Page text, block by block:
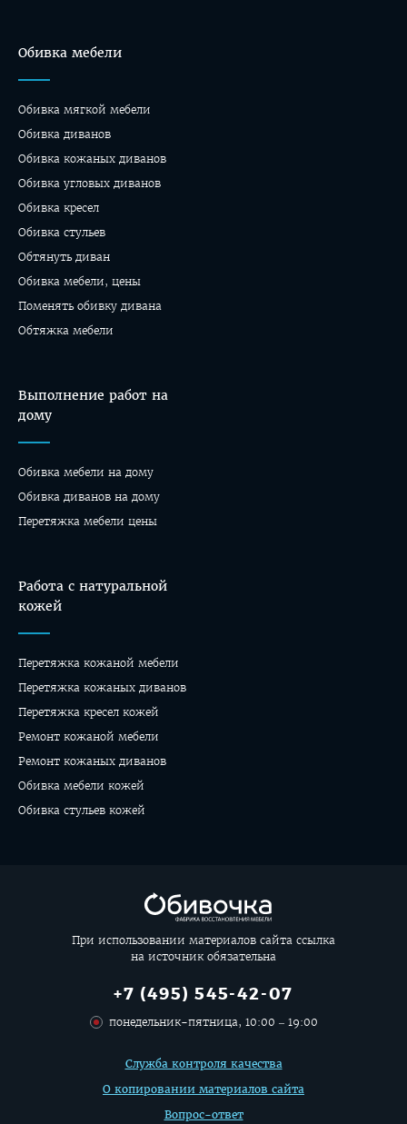
Обивка мебели
Обивка мягкой мебели
Обивка диванов
Обивка кожаных диванов
Обивка угловых диванов
Обивка кресел
Обивка стульев
Обтянуть диван
Обивка мебели, цены
Поменять обивку дивана
Обтяжка мебели
Выполнение работ на
дому
Обивка мебели на дому
Oбивка диванов на дому
Перетяжка мебели цены
Работа с натуральной
кожей
Перетяжка кожаной мебели
Перетяжка кожаных диванов
Перетяжка кресел кожей
Ремонт кожаной мебели
Ремонт кожаных диванов
Обивка мебели кожей
Обивка стульев кожей
Дополнительная
информация
Служба контроля качества
О копировании материалов сайта
Вопрос-ответ
При использовании материалов сайта ссылка
на источник обязательна
+7 (495) 545-42-07
понедельник-пятница, 10:00 – 19:00